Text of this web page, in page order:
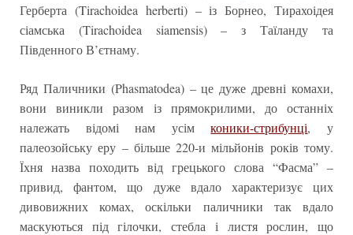
Герберта (Tirachoidea herberti) – із Борнео, Тирахоідея
сіамська (Tirachoidea siamensis) – з Таїланду та
Південного В’єтнаму.
Ряд Паличники (Phasmatodea) – це дуже древні комахи,
вони виникли разом із прямокрилими, до останніх
належать відомі нам усімконики-стрибунці, у
палеозойську еру – більше 220-и мільйонів років тому.
Їхня назва походить від грецького слова “Фасма” –
привид, фантом, що дуже вдало характеризує цих
дивовижних комах, оскільки паличники так вдало
маскуються під гілочки, стебла і листя рослин, що